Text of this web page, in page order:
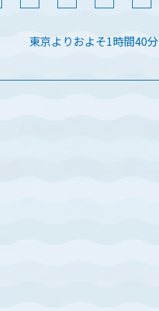
東京よりおよそ1時間40分